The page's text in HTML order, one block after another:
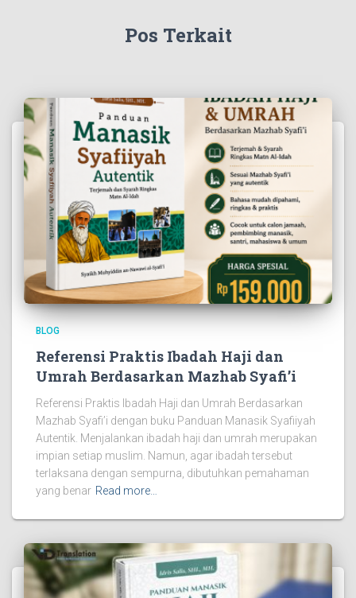
Pos Terkait
BLOG
Referensi Praktis Ibadah Haji dan
Umrah Berdasarkan Mazhab Syafi’i
Referensi Praktis Ibadah Haji dan Umrah Berdasarkan
Mazhab Syafi’i dengan buku Panduan Manasik Syafiiyah
Autentik. Menjalankan ibadah haji dan umrah merupakan
impian setiap muslim. Namun, agar ibadah tersebut
terlaksana dengan sempurna, dibutuhkan pemahaman
yang benar Read more…